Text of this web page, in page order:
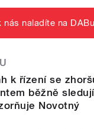
nás naladíte na DABu
k řízení se
běžně
Novotný